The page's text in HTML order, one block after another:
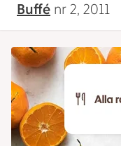
Buffé nr 2, 2011